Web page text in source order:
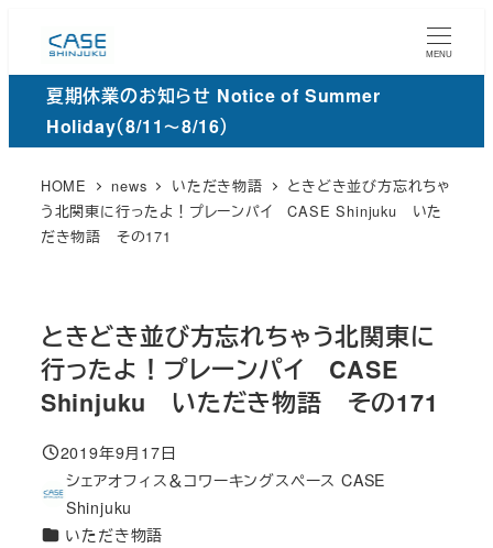
ン
MENU
夏期休業のお知らせ Notice of Summer
Holiday（8/11～8/16）
HOME news いただき物語
ときどき並び方忘れちゃ
う北関東に行ったよ！プレーンパイ CASE Shinjuku いた
だき物語 その171
ときどき並び方忘れちゃう北関東に
行ったよ！プレーンパイ CASE
Shinjuku いただき物語 その171
投稿日
2019年9月17日
著
者
シェアオフィス＆コワーキングスペース CASE
Shinjuku
カ いただき物語